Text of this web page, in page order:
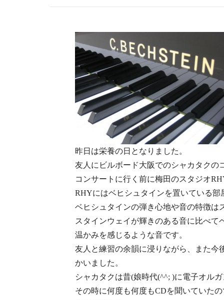
昨日は栄養の日となりました。
友人にビルボード大阪でのシャカタクの
コンサートに行く前に梅田のスタジオ
RHYにはベヒシュタインを置いている
ベヒシュタインの弾き心地や音の特徴は
スタインウェイが輝きのある音に比べ
温かみを感じるような音です。
友人と練習の余韻に浸りながら、また今
かいました。
シャカタクは昔(娘時代(^^; )に電子オル
その時に何度も何度もCDを聞いていた